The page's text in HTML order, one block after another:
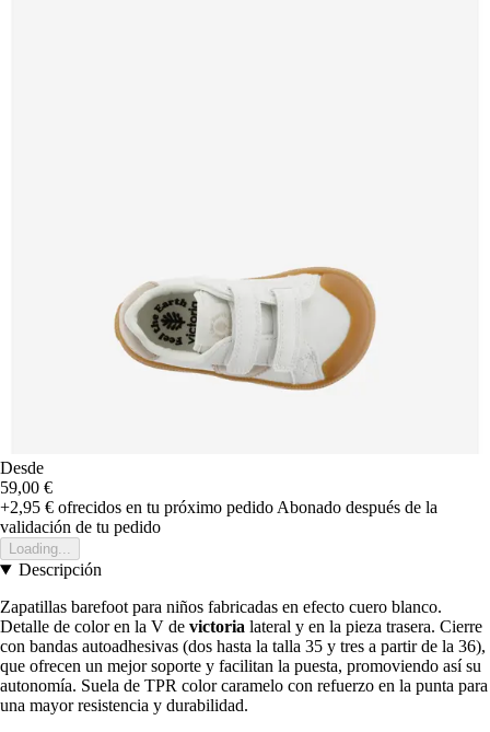
Desde
59,00 €
+2,95 € ofrecidos en tu próximo pedido Abonado después de la
validación de tu pedido
Loading...
Descripción
Zapatillas barefoot para niños fabricadas en efecto cuero blanco.
Detalle de color en la V de victoria lateral y en la pieza trasera. Cierre
con bandas autoadhesivas (dos hasta la talla 35 y tres a partir de la 36),
que ofrecen un mejor soporte y facilitan la puesta, promoviendo así su
autonomía. Suela de TPR color caramelo con refuerzo en la punta para
una mayor resistencia y durabilidad.